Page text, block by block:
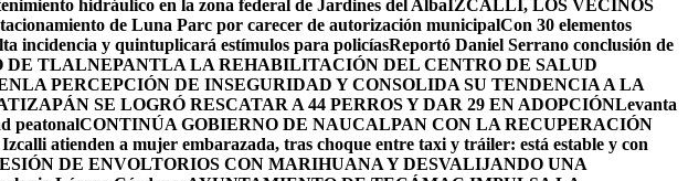
hidráulico en la zona federal de Jardines del AlbaIZCALLI, LOS VECINOS
de Luna Parc por carecer de autorización municipalCon 30 elementos
incidencia y quintuplicará estímulos para policíasReportó Daniel Serrano conclusión de
DE TLALNEPANTLA LA REHABILITACIÓN DEL CENTRO DE SALUD
PERCEPCIÓN DE INSEGURIDAD Y CONSOLIDA SU TENDENCIA A LA
SE LOGRÓ RESCATAR A 44 PERROS Y DAR 29 EN ADOPCIÓNLevanta
peatonalCONTINÚA GOBIERNO DE NAUCALPAN CON LA RECUPERACIÓN
atienden a mujer embarazada, tras choque entre taxi y tráiler: está estable y con
DE ENVOLTORIOS CON MARIHUANA Y DESVALIJANDO UNA